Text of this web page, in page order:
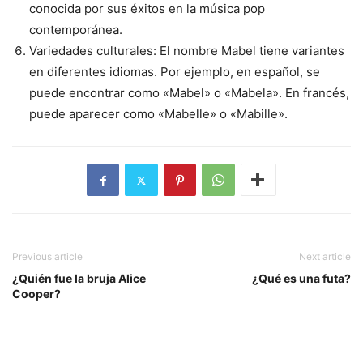
conocida por sus éxitos en la música pop
contemporánea.
Variedades culturales: El nombre Mabel tiene variantes
en diferentes idiomas. Por ejemplo, en español, se
puede encontrar como «Mabel» o «Mabela». En francés,
puede aparecer como «Mabelle» o «Mabille».
Previous article
¿Quién fue la bruja Alice
Cooper?
Next article
¿Qué es una futa?